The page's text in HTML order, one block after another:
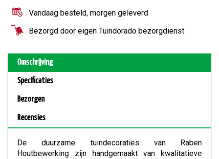
Vandaag besteld, morgen geleverd
Bezorgd door eigen Tuindorado bezorgdienst
Omschrijving
Specificaties
Bezorgen
Recensies
De duurzame tuindecoraties van Raben
Houtbewerking zijn handgemaakt van kwalitatieve